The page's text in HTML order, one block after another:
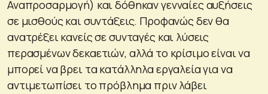
Αναπροσαρμογή) και δόθηκαν γενναίες αυξήσεις
σε μισθούς και συντάξεις. Προφανώς δεν θα
ανατρέξει κανείς σε συνταγές και λύσεις
περασμένων δεκαετιών, αλλά το κρίσιμο είναι να
μπορεί να βρει τα κατάλληλα εργαλεία για να
αντιμετωπίσει το πρόβλημα πριν λάβει